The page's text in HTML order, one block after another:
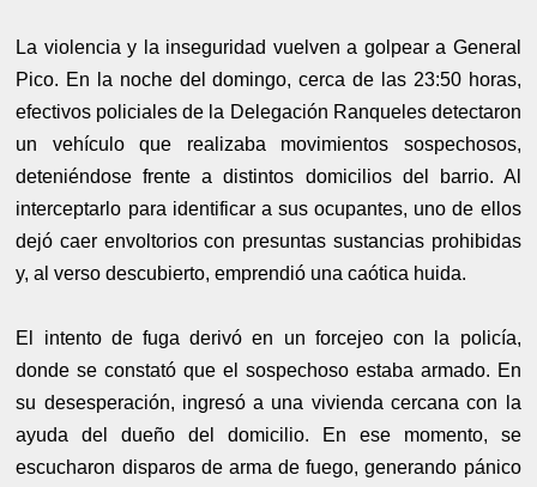
La violencia y la inseguridad vuelven a golpear a General
Pico. En la noche del domingo, cerca de las 23:50 horas,
efectivos policiales de la Delegación Ranqueles detectaron
un vehículo que realizaba movimientos sospechosos,
deteniéndose frente a distintos domicilios del barrio. Al
interceptarlo para identificar a sus ocupantes, uno de ellos
dejó caer envoltorios con presuntas sustancias prohibidas
y, al verso descubierto, emprendió una caótica huida.
El intento de fuga derivó en un forcejeo con la policía,
donde se constató que el sospechoso estaba armado. En
su desesperación, ingresó a una vivienda cercana con la
ayuda del dueño del domicilio. En ese momento, se
escucharon disparos de arma de fuego, generando pánico